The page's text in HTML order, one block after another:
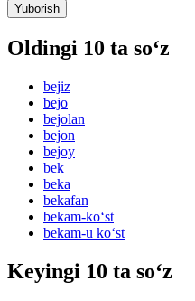
Yuborish
Oldingi 10 ta so‘z
bejiz
bejo
bejolan
bejon
bejoy
bek
beka
bekafan
bekam-ko‘st
bekam-u ko‘st
Keyingi 10 ta so‘z